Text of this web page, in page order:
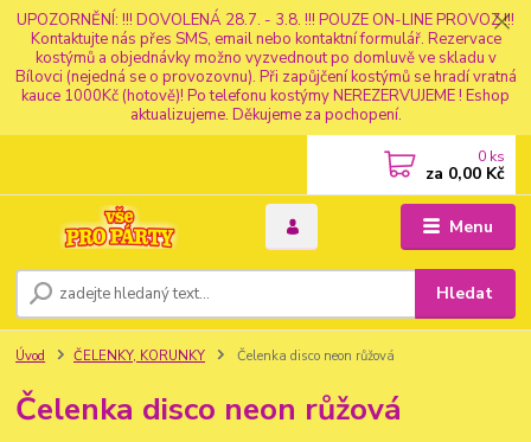
UPOZORNĚNÍ: !!! DOVOLENÁ 28.7. - 3.8. !!! POUZE ON-LINE PROVOZ !!!
Kontaktujte nás přes SMS, email nebo kontaktní formulář. Rezervace
kostýmů a objednávky možno vyzvednout po domluvě ve skladu v
Bílovci (nejedná se o provozovnu). Při zapůjčení kostýmů se hradí vratná
kauce 1000Kč (hotově)! Po telefonu kostýmy NEREZERVUJEME ! Eshop
aktualizujeme. Děkujeme za pochopení.
Menu
Hledat
0 ks
za 0,00 Kč
Úvod ČELENKY, KORUNKY Čelenka disco neon růžová
Čelenka disco neon růžová